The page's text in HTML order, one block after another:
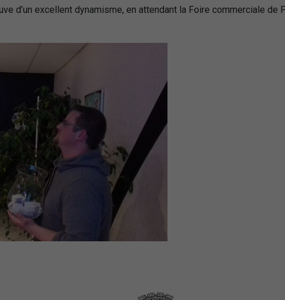
d’un excellent dynamisme, en attendant la Foire commerciale de